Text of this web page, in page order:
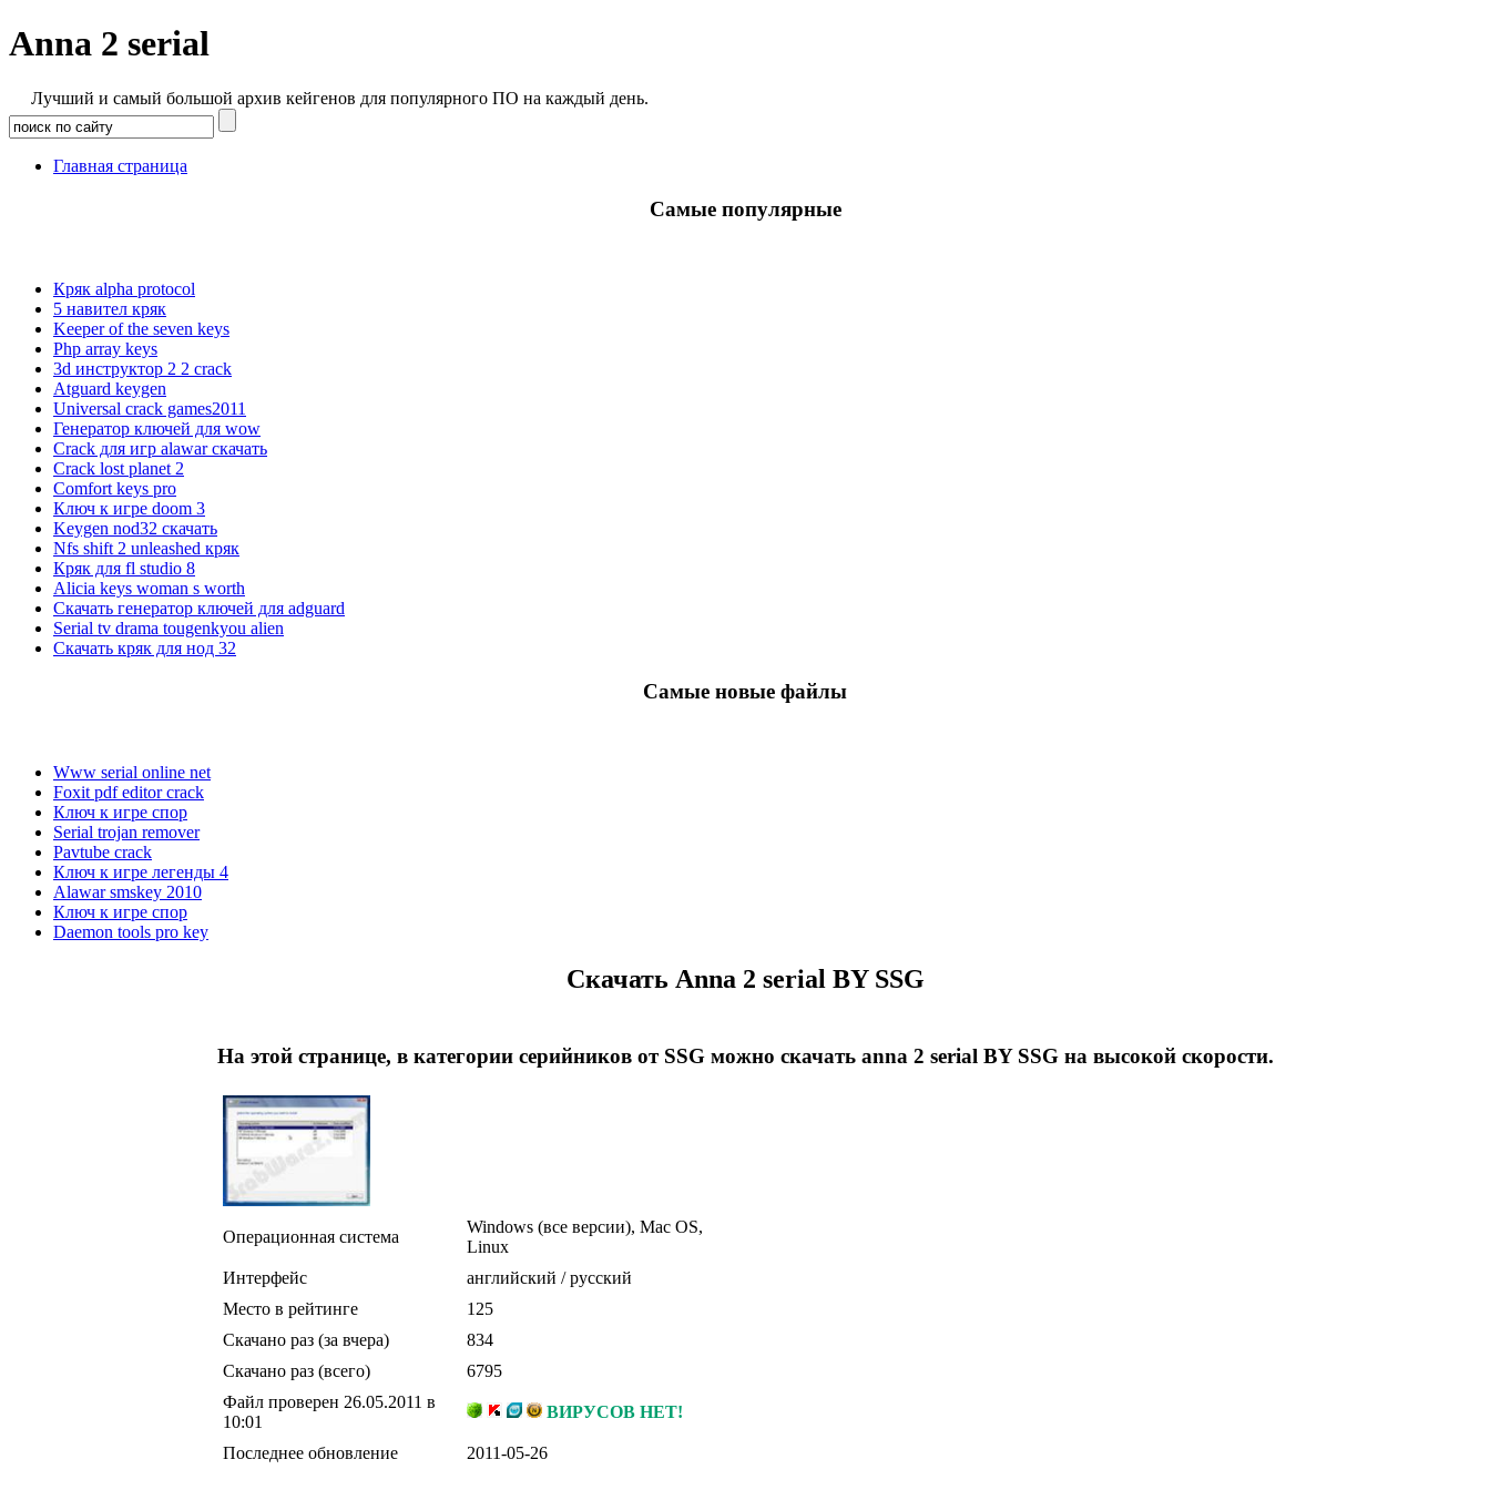
Anna 2 serial
Лучший и самый большой архив кейгенов для популярного ПО на каждый день.
Главная страница
Самые популярные
Кряк alpha protocol
5 навител кряк
Keeper of the seven keys
Php array keys
3d инструктор 2 2 crack
Atguard keygen
Universal crack games2011
Генератор ключей для wow
Crack для игр alawar скачать
Crack lost planet 2
Comfort keys pro
Ключ к игре doom 3
Keygen nod32 скачать
Nfs shift 2 unleashed кряк
Кряк для fl studio 8
Alicia keys woman s worth
Скачать генератор ключей для adguard
Serial tv drama tougenkyou alien
Скачать кряк для нод 32
Самые новые файлы
Www serial online net
Foxit pdf editor crack
Ключ к игре спор
Serial trojan remover
Pavtube crack
Ключ к игре легенды 4
Alawar smskey 2010
Ключ к игре спор
Daemon tools pro key
Скачать Anna 2 serial BY SSG
На этой странице, в категории серийников от SSG можно скачать anna 2 serial BY SSG на высокой скорости.
Операционная система
Windows (все версии), Mac OS,
Linux
Интерфейс
английский / русский
Место в рейтинге
125
Скачано раз (за вчера)
834
Скачано раз (всего)
6795
Файл проверен 26.05.2011 в
10:01
ВИРУСОВ НЕТ!
Последнее обновление 2011-05-26